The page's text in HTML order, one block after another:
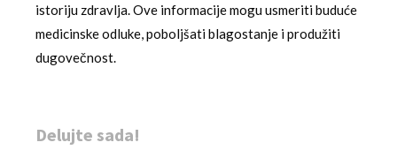
istoriju zdravlja. Ove informacije mogu usmeriti buduće
medicinske odluke, poboljšati blagostanje i produžiti
dugovečnost.
Delujte sada!